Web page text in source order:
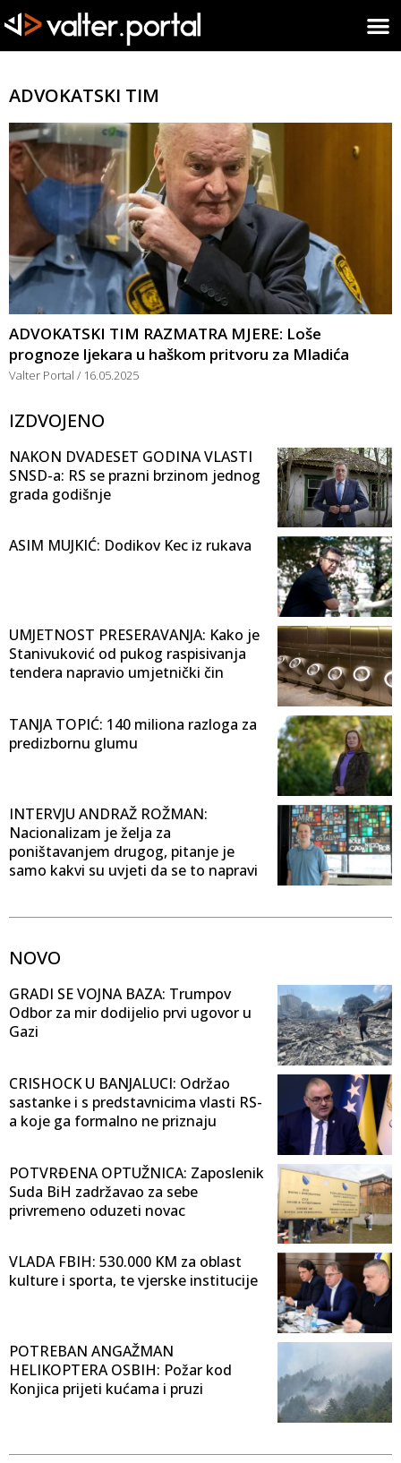
ADVOKATSKI TIM
ADVOKATSKI TIM RAZMATRA MJERE: Loše
prognoze ljekara u haškom pritvoru za Mladića
Valter Portal 16.05.2025
IZDVOJENO
NAKON DVADESET GODINA VLASTI
SNSD-a: RS se prazni brzinom jednog
grada godišnje
ASIM MUJKIĆ: Dodikov Kec iz rukava
UMJETNOST PRESERAVANJA: Kako je
Stanivuković od pukog raspisivanja
tendera napravio umjetnički čin
TANJA TOPIĆ: 140 miliona razloga za
predizbornu glumu
INTERVJU ANDRAŽ ROŽMAN:
Nacionalizam je želja za
poništavanjem drugog, pitanje je
samo kakvi su uvjeti da se to napravi
NOVO
GRADI SE VOJNA BAZA: Trumpov
Odbor za mir dodijelio prvi ugovor u
Gazi
CRISHOCK U BANJALUCI: Održao
sastanke i s predstavnicima vlasti RS-
a koje ga formalno ne priznaju
POTVRĐENA OPTUŽNICA: Zaposlenik
Suda BiH zadržavao za sebe
privremeno oduzeti novac
VLADA FBIH: 530.000 KM za oblast
kulture i sporta, te vjerske institucije
POTREBAN ANGAŽMAN
HELIKOPTERA OSBIH: Požar kod
Konjica prijeti kućama i pruzi